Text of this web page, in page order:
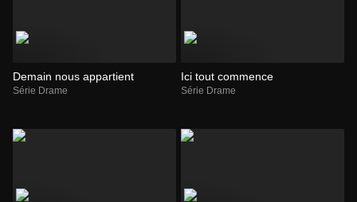
Demain nous appartient
Série Drame
Ici tout commence
Série Drame